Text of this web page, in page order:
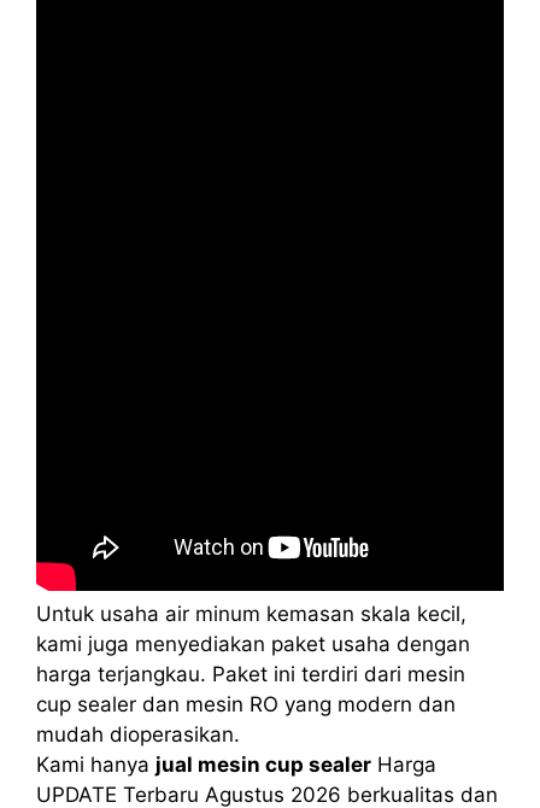
Untuk usaha air minum kemasan skala kecil,
kami juga menyediakan paket usaha dengan
harga terjangkau. Paket ini terdiri dari mesin
cup sealer dan mesin RO yang modern dan
mudah dioperasikan.
Kami hanya jual mesin cup sealer Harga
UPDATE Terbaru Agustus 2026 berkualitas dan